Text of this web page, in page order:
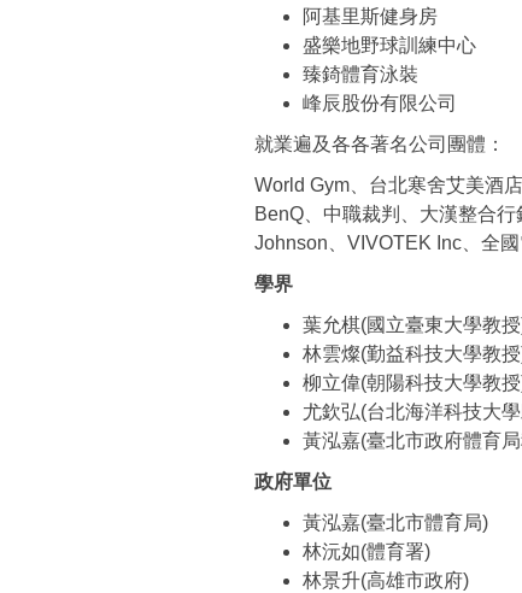
阿基里斯健身房
盛樂地野球訓練中心
臻錡體育泳裝
峰辰股份有限公司
就業遍及各各著名公司團體：
World Gym、台北寒舍艾美酒
BenQ、中職裁判、大漢整合
Johnson、VIVOTEK Inc、全
學界
葉允棋(國立臺東大學教
林雲燦(勤益科技大學教
柳立偉(朝陽科技大學教
尤欽弘(台北海洋科技大
黃泓嘉(臺北市政府體育
政府單位
黃泓嘉(臺北市體育局)
林沅如(體育署)
林景升(高雄市政府)